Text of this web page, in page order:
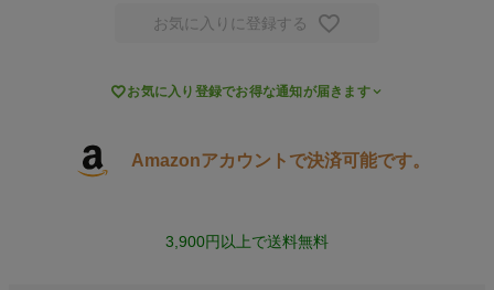
もっと見る
お気に入りに登録する
お気に入り登録でお得な通知が届きます
Amazonアカウントで決済可能です。
3,900円以上で送料無料